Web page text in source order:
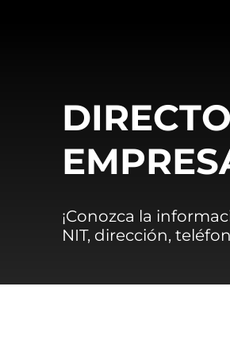
¡Conozca la
NIT, dirección,